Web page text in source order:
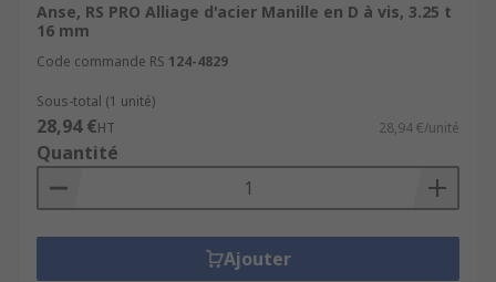
Anse, RS PRO Alliage d'acier Manille en D à vis, 3.25 t
16 mm
Code commande RS 124-4829
Sous-total (1 unité)
28,94 €HT 28,94 €/unité
Quantité
Ajouter